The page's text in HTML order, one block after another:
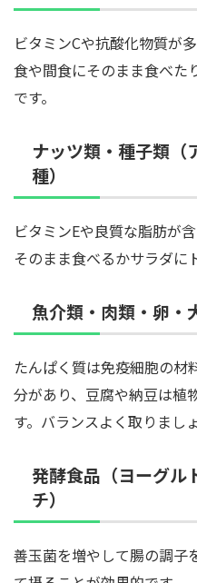
ビタミンCや抗酸化物質が
食や間食にそのまま食べた
です。
ナッツ類・種子類（
種）
ビタミンEや良質な脂肪が
そのまま食べるかサラダに
魚介類・肉類・卵・
たんぱく質は免疫細胞の材
分があり、豆腐や納豆は植
す。バランスよく取りましょ
発酵食品（ヨーグル
チ）
善玉菌を増やして腸の調子